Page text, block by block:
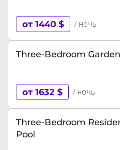
от 1440 $ / ночь
Three-Bedroom
от 1632 $ / ночь
Three-Bedroom
Pool